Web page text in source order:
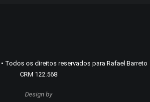
Todos os direitos reservados para Rafael Barreto
CRM 122.568
Design by